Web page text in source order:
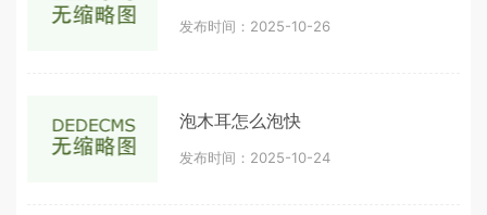
发布时间：2025-10-26
泡木耳怎么泡快
发布时间：2025-10-24